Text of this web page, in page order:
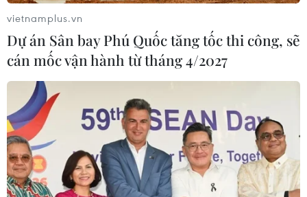
vietnamplus.vn
Dự án Sân bay Phú Quốc tăng tốc thi công, sẽ
cán mốc vận hành từ tháng 4/2027